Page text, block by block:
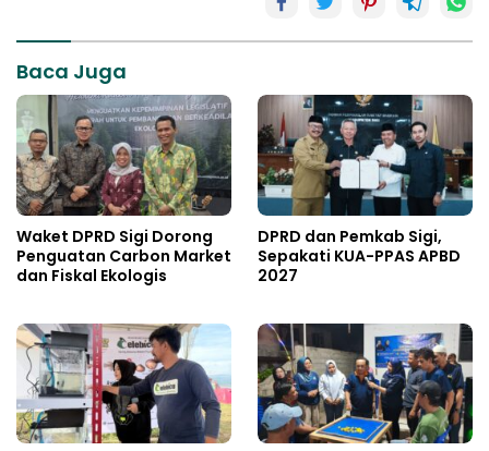
Baca Juga
Waket DPRD Sigi Dorong
Penguatan Carbon Market
dan Fiskal Ekologis
DPRD dan Pemkab Sigi,
Sepakati KUA-PPAS APBD
2027